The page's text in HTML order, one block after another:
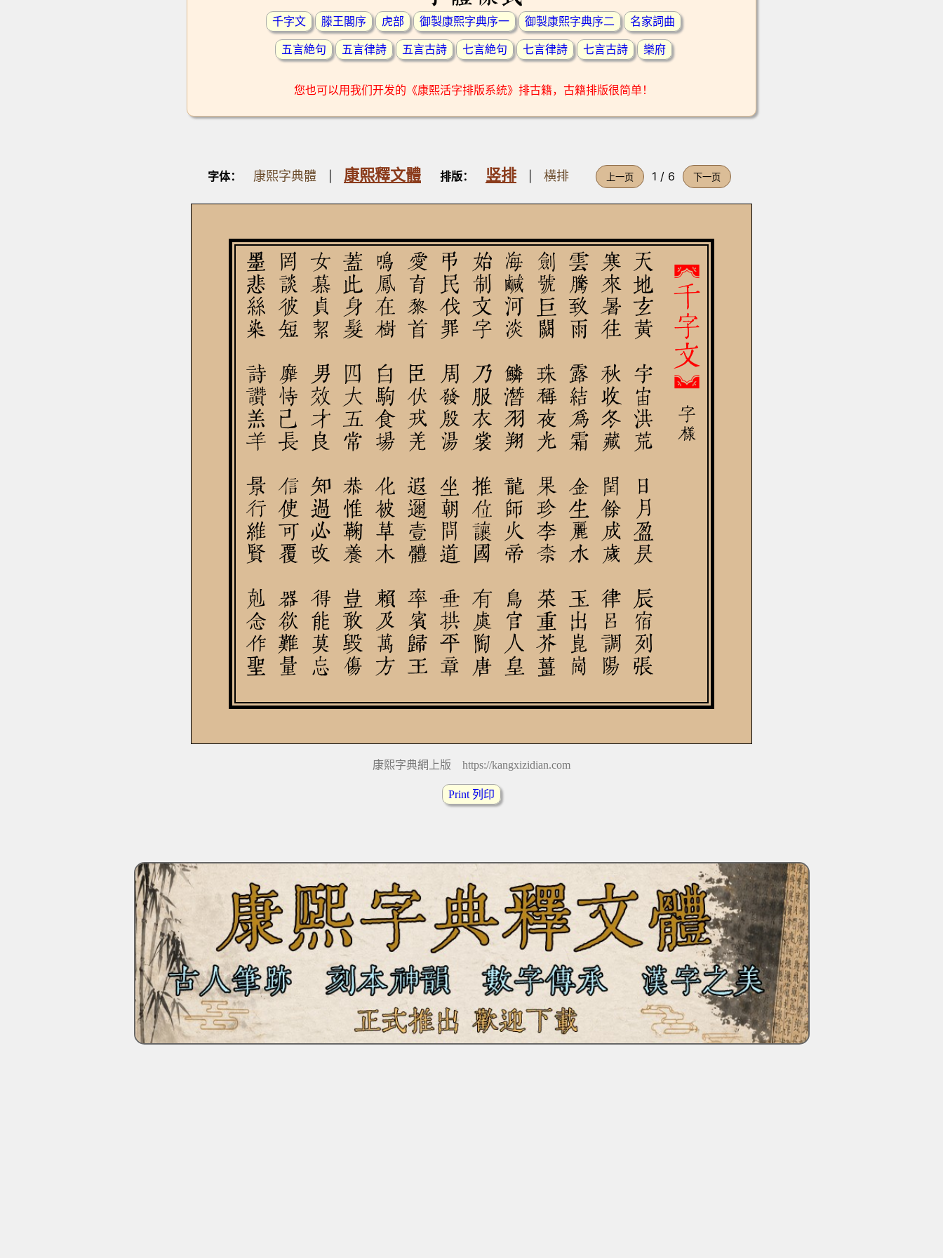
千字文 滕王閣序 虎部 御製康熙字典序一 御製康熙字典序二 名家詞曲
五言絶句 五言律詩 五言古詩 七言絶句 七言律詩 七言古詩 樂府
您也可以用我们开发的《康熙活字排版系統》排古籍，古籍排版很简单！
字体： 康熙字典體 康熙釋文體 排版： 竖排 横排 上一页 1 / 6 下一页

千字文

字樣
天地玄黃 宇宙洪荒 日月盈昃 辰宿列張
寒來暑往 秋收冬藏 閏餘成歲 律呂調陽
雲騰致雨 露結為霜 金生麗水 玉出崑崗
劍號巨闕 珠稱夜光 果珍李柰 菜重芥薑
海鹹河淡 鱗潛羽翔 龍師火帝 鳥官人皇
始制文字 乃服衣裳 推位讓國 有虞陶唐
弔民伐罪 周發殷湯 坐朝問道 垂拱平章
愛育黎首 臣伏戎羌 遐邇壹體 率賓歸王
鳴鳳在樹 白駒食場 化被草木 賴及萬方
蓋此身髮 四大五常 恭惟鞠養 豈敢毀傷
女慕貞絜 男效才良 知過必改 得能莫忘
罔談彼短 靡恃己長 信使可覆 器欲難量
墨悲絲染 詩讚羔羊 景行維賢 剋念作聖
康熙字典網上版 https://kangxizidian.com
Print 列印